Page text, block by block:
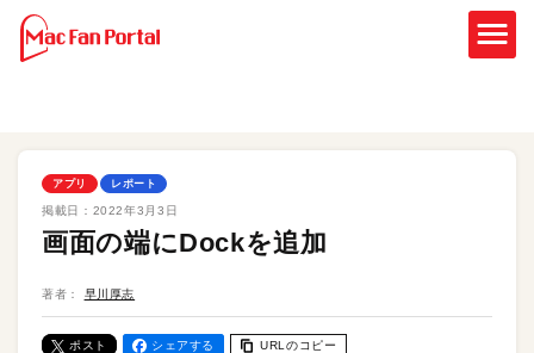
アプリ レポート
掲載日： 2022年3月3日
画面の端にDockを追加
著者： 早川厚志
ポスト シェアする URLのコピー